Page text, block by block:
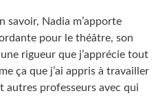
savoir, Nadia m’apporte
pour le théâtre, son
rigueur que j’apprécie tout
ça que j’ai appris à travailler
autres professeurs avec qui